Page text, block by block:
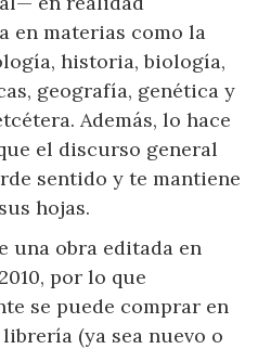
en materias como la
historia, biología,
geografía, genética y
Además, lo hace
el discurso general
sentido y te mantiene
hojas.
una obra editada en
por lo que
se puede comprar en
(ya sea nuevo o